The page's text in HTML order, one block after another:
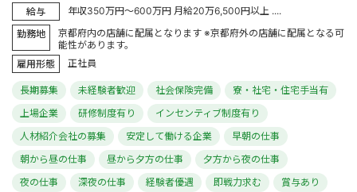
給与
年収350万円～600万円 月給20万6,500円以上 ....
勤務地
京都府内の店舗に配属となります ※京都府外の店舗に配属となる可
能性があります。
雇用形態
正社員
長期募集 未経験者歓迎 社会保険完備
寮・社宅・住宅手当有
上場企業
研修制度有り
インセンティブ制度有り
人材紹介会社の募集
安定して働ける企業
早朝の仕事
朝から昼の仕事
昼から夕方の仕事
夕方から夜の仕事
夜の仕事
深夜の仕事 経験者優遇 即戦力求む
賞与あり